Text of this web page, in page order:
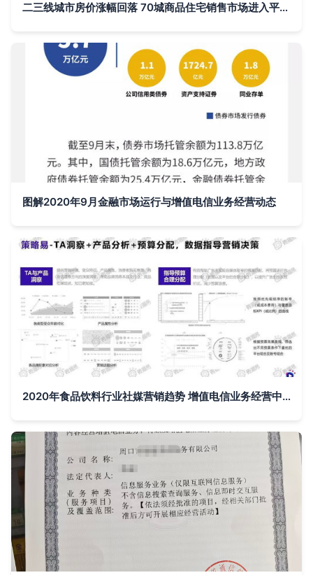
二三线城市房价涨幅回落 70城商品住宅销售市场进入平稳期
图解2020年9月金融市场运行与增值电信业务经营动态
2020年食品饮料行业社媒营销趋势 增值电信业务经营中的数据驱动变革